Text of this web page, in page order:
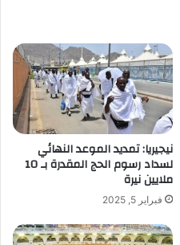
نيجيريا: تمديد الموعد النهائي
لسداد رسوم الحج المقدرة بـ 10
ملايين نيرة
فبراير 5, 2025